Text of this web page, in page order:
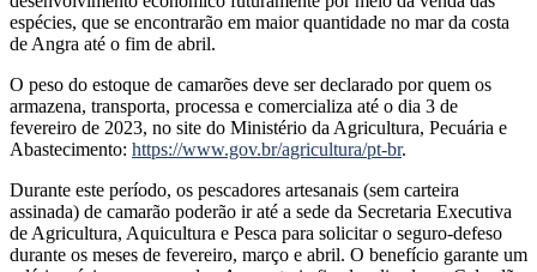
espécies, que se encontrarão em maior quantidade no mar da costa
de Angra até o fim de abril.
O peso do estoque de camarões deve ser declarado por quem os
armazena, transporta, processa e comercializa até o dia 3 de
fevereiro de 2023, no site do Ministério da Agricultura, Pecuária e
Abastecimento: https://www.gov.br/agricultura/pt-br.
Durante este período, os pescadores artesanais (sem carteira
assinada) de camarão poderão ir até a sede da Secretaria Executiva
de Agricultura, Aquicultura e Pesca para solicitar o seguro-defeso
durante os meses de fevereiro, março e abril. O benefício garante um